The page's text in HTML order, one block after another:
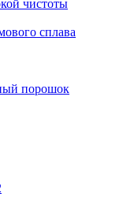
чистоты
сплава
порошок